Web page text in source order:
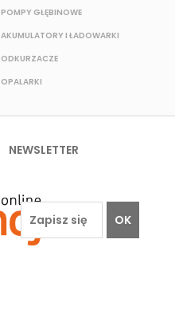
POMPY GŁĘBINOWE
AKUMULATORY I ŁADOWARKI
ODKURZACZE
OPALARKI
NEWSLETTER
OK